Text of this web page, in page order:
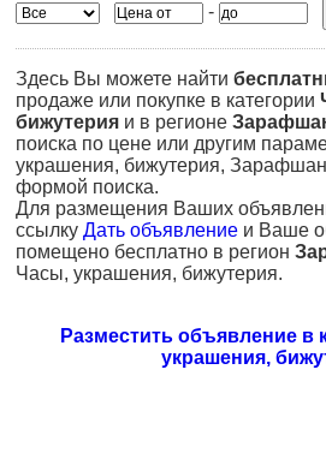
-
Здесь Вы можете найти
продаже или покупке в категории
бижутерия и в регионе
поиска по цене или другим
украшения, бижутерия, Зарафшан
формой поиска.
Для размещения Ваших
ссылку Дать объявление и Ваше
помещено бесплатно в регион
Часы, украшения, бижутерия.
Разместить объявление в
украшения,